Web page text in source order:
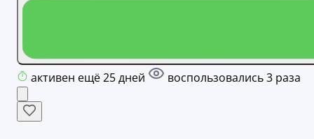
активен ещё 25 дней воспользовались 3 раза